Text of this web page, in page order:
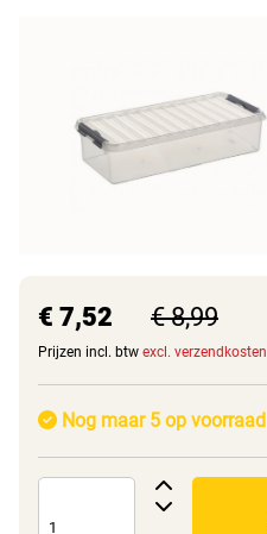
€ 7,52 € 8,99
Prijzen incl. btw excl. verzendkosten
Nog maar 5 op voorraad